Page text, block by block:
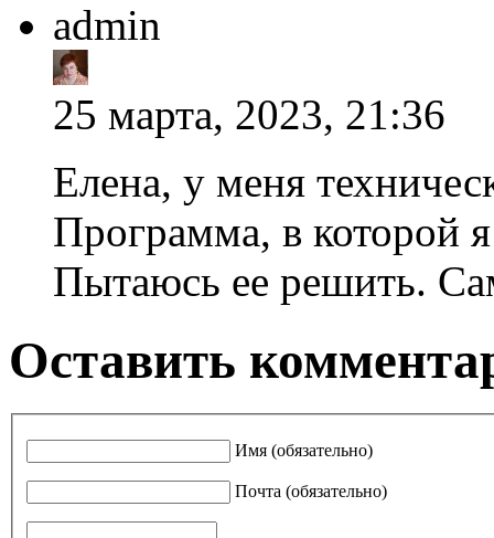
admin
25 марта, 2023, 21:36
Елена, у меня
Программа, в которой я
Пытаюсь ее решить.
Оставить
Имя (обязательно)
Почта (обязательно)